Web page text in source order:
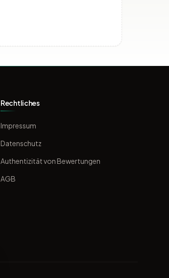
Rechtliches
Impressum
Datenschutz
Authentizität von Bewertungen
AGB